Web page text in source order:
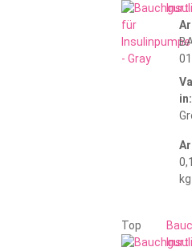
in:
kg
Top